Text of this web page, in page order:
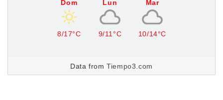
Dom
8/17°C
Lun
9/11°C
Mar
10/14°C
Data fromTiempo3.com